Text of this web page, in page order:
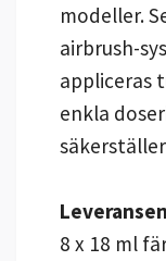
modeller.
airbrush-
appliceras
enkla
8 x 18 ml